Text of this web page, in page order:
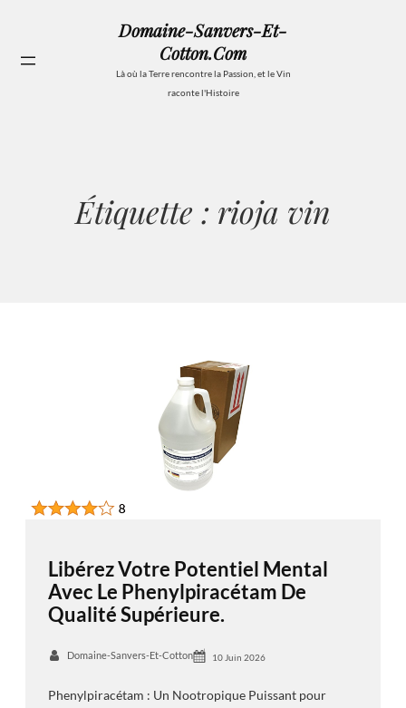
contenu
Domaine-Sanvers-Et-
Cotton.com
Là où la Terre rencontre la Passion, et le Vin
raconte l'Histoire
Étiquette : rioja vin
Libérez Votre Potentiel Mental
Avec Le Phenylpiracétam De
Qualité Supérieure.
Domaine-Sanvers-Et-Cotton 10 Juin 2026
Phenylpiracétam : Un Nootropique Puissant pour